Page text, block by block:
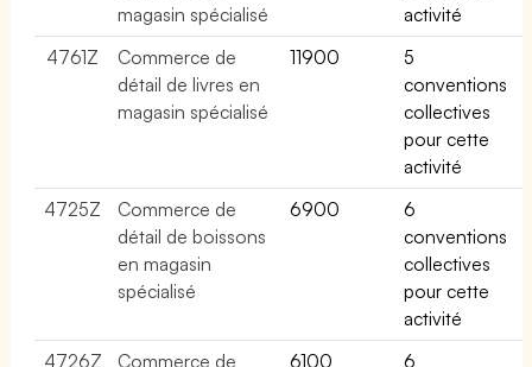
magasin spécialisé
activité
4761Z
Commerce de
détail de livres en
magasin spécialisé
11900
5
conventions
collectives
pour cette
activité
4725Z
Commerce de
détail de boissons
en magasin
spécialisé
6900
6
conventions
collectives
pour cette
activité
4726Z
Commerce de
6100
6